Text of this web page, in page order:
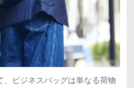
、ビジネスバッグは単なる荷物